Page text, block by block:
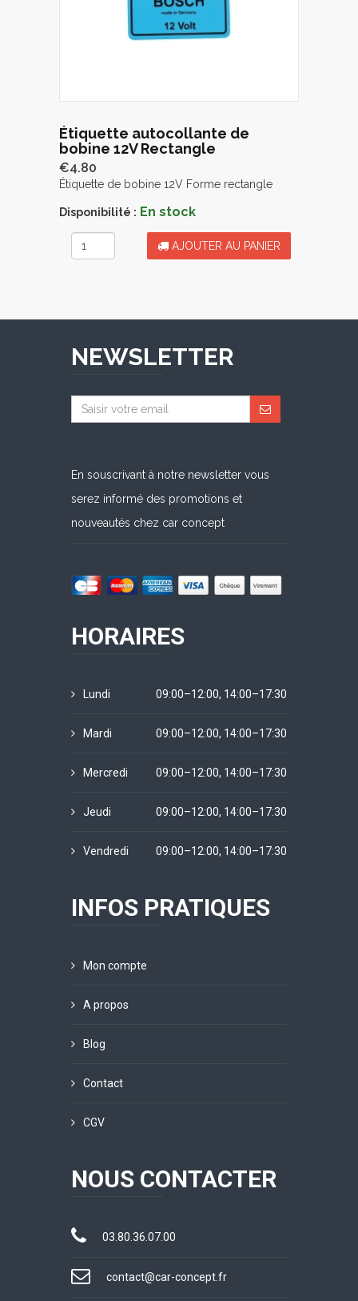
Étiquette autocollante de
bobine 12V Rectangle
€4.80
Étiquette de bobine 12V Forme rectangle
Disponibilité : En stock
AJOUTER AU PANIER
NEWSLETTER
En souscrivant à notre newsletter vous
serez informé des promotions et
nouveautés chez car concept
HORAIRES
Lundi 09:00–12:00, 14:00–17:30
Mardi 09:00–12:00, 14:00–17:30
Mercredi 09:00–12:00, 14:00–17:30
Jeudi 09:00–12:00, 14:00–17:30
Vendredi 09:00–12:00, 14:00–17:30
INFOS PRATIQUES
Mon compte
A propos
Blog
Contact
CGV
NOUS CONTACTER
03.80.36.07.00
contact@car-concept.fr